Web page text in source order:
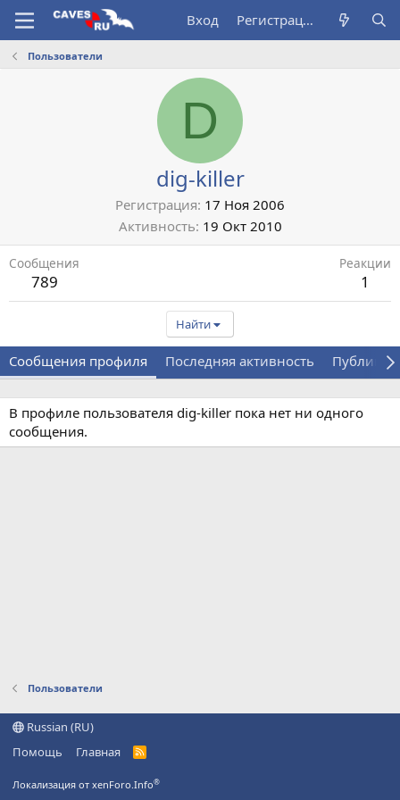
Вход Регистрация
Пользователи
D
dig-killer
Регистрация 17 Ноя 2006
Активность 19 Окт 2010
Сообщения
789
Реакции
1
Найти
Сообщения профиля Последняя активность
В профиле пользователя dig-killer пока нет ни одного
сообщения.
Пользователи
Russian (RU)
Помощь
Главная
R
Локализация от xenForo.Info®